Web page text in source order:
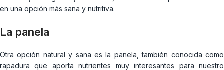
en una opción más sana y nutritiva.
La panela
Otra opción natural y sana es la panela, también conocida como
rapadura que aporta nutrientes muy interesantes para nuestro